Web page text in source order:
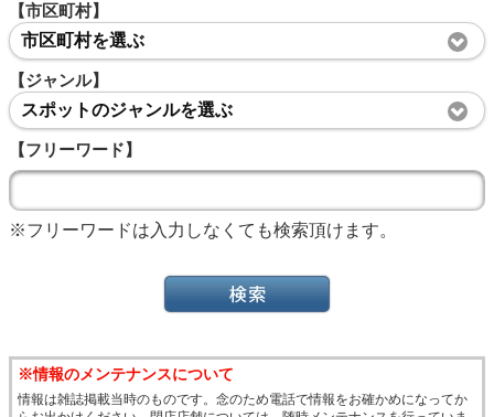
【市区町村】
市区町村を選ぶ
【ジャンル】
スポットのジャンルを選ぶ
【フリーワード】
※フリーワードは入力しなくても検索頂けます。
※情報のメンテナンスについて
情報は雑誌掲載当時のものです。念のため電話で情報をお確かめになってか